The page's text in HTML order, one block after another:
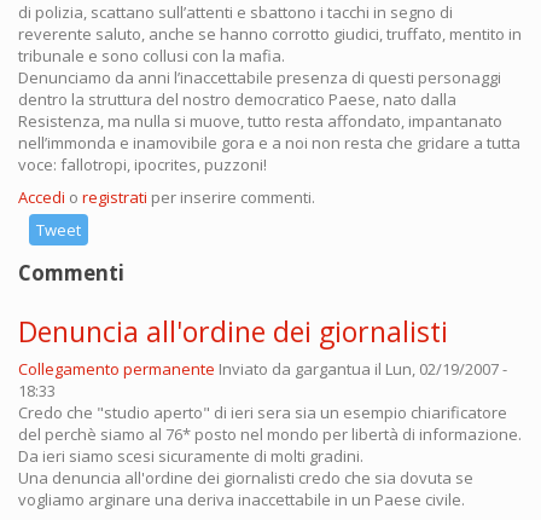
di polizia, scattano sull’attenti e sbattono i tacchi in segno di
reverente saluto, anche se hanno corrotto giudici, truffato, mentito in
tribunale e sono collusi con la mafia.
Denunciamo da anni l’inaccettabile presenza di questi personaggi
dentro la struttura del nostro democratico Paese, nato dalla
Resistenza, ma nulla si muove, tutto resta affondato, impantanato
nell’immonda e inamovibile gora e a noi non resta che gridare a tutta
voce: fallotropi, ipocrites, puzzoni!
Accedi o registrati per inserire commenti.
Tweet
Commenti
Denuncia all'ordine dei giornalisti
Collegamento permanente Inviato da gargantua il Lun, 02/19/2007 -
18:33
Credo che "studio aperto" di ieri sera sia un esempio chiarificatore
del perchè siamo al 76* posto nel mondo per libertà di informazione.
Da ieri siamo scesi sicuramente di molti gradini.
Una denuncia all'ordine dei giornalisti credo che sia dovuta se
vogliamo arginare una deriva inaccettabile in un Paese civile.